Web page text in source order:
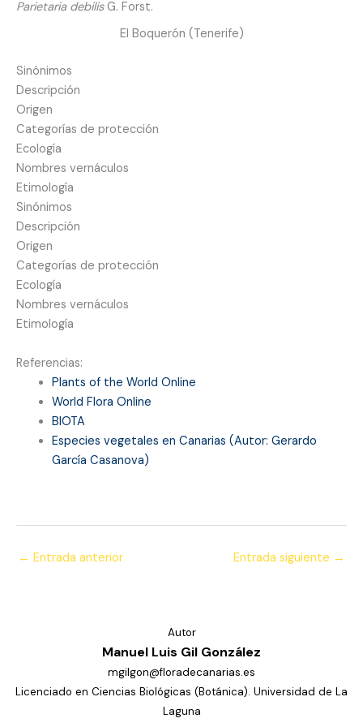
Parietaria debilisG. Forst.
El Boquerón (Tenerife)
Sinónimos
Descripción
Origen
Categorías de protección
Ecología
Nombres vernáculos
Etimología
Sinónimos
Descripción
Origen
Categorías de protección
Ecología
Nombres vernáculos
Etimología
Referencias:
Plants of the World Online
World Flora Online
BIOTA
Especies vegetales en Canarias (Autor: Gerardo
García Casanova)
← Entrada anterior Entrada siguiente →
Autor
Manuel Luis Gil González
mgilgon@floradecanarias.es
Licenciado en Ciencias Biológicas (Botánica). Universidad de La
Laguna